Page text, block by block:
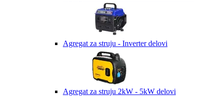
Agregat za struju - Inverter delovi
Agregat za struju 2kW - 5kW delovi